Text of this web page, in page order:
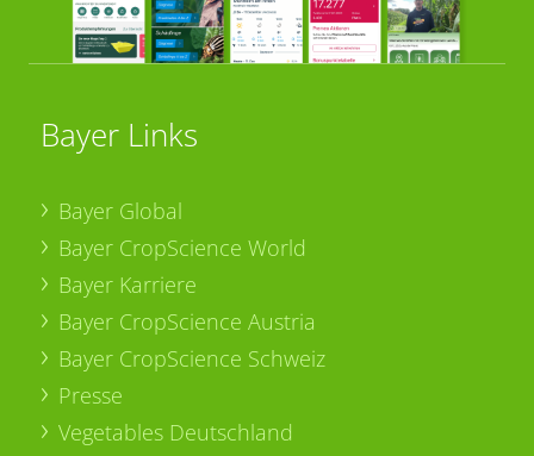
Bayer Links
Bayer Global
Bayer CropScience World
Bayer Karriere
Bayer CropScience Austria
Bayer CropScience Schweiz
Presse
Vegetables Deutschland